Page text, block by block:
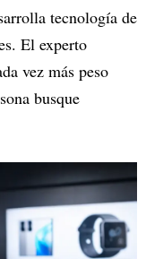
tecnología de
El experto
vez más peso
busque